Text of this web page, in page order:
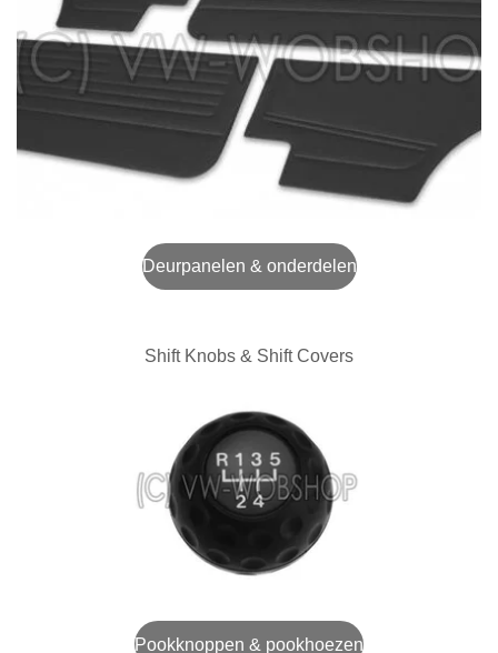
Deurpanelen & onderdelen
Shift Knobs & Shift Covers
Pookknoppen & pookhoezen